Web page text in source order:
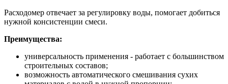
Расходомер отвечает за регулировку воды, помогает добиться
нужной консистенции смеси.
Преимущества:
универсальность применения - работает с большинством
строительных составов;
возможность автоматического смешивания сухих